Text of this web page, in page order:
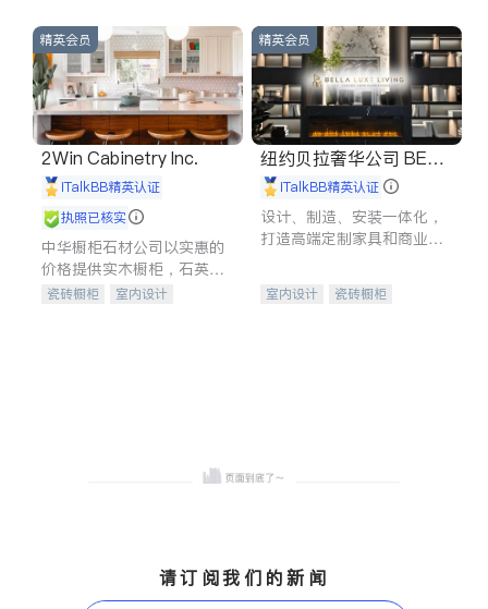
建筑合同、刑事案件全包办
信托/遗嘱
商业
商标注册
索赔
律师-其它 保释
精英会员
2Win Cabinetry Inc.
iTalkBB精英认证
执照已核实
中华橱柜石材公司以实惠的
价格提供实木橱柜，石英石
台面，多种优质不锈钢水
瓷砖橱柜
室内设计
精英会员
纽约贝拉奢华公司 BELL
A LUXE
iTalkBB精英认证
设计、制造、安装一体化，
打造高端定制家具和商业空
室内设计
瓷砖橱柜
请订阅我们的新闻